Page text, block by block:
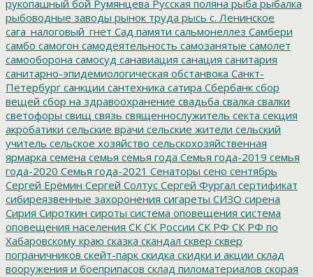
рукопашный бой Румянцева Русская поляна рыба рыбалка
рыбоводные заводы рынок труда рысь с. Ленинское
сага_налоговый_гнет Сад памяти сальмонеллез Самбери
самбо самогон самодеятельность самозанятые самолет
самооборона самосуд санавиация санация санитария
санитарно-эпидемиологическая обстанвока Санкт-
Петербург санкции сантехника сатира Сбербанк сбор
вещей сбор на здравоохранение свадьба свалка свалки
светофоры свищ связь священнослужитель секта секция
акробатики сельские врачи сельские жители сельский
учитель сельское хозяйство сельскохозяйственная
ярмарка семена семья семья года Семья года-2019 семья
года-2020 Семья года-2021 Сенаторы сено сентябрь
Сергей Ерёмин Сергей Солтус Сергей Фургал сертификат
сибиреязвенные захоронения сигареты СИЗО сирена
Сирия Сироткин сироты система оповещения система
оповещения населения СК СК России СК РФ СК РФ по
Хабаровскому краю сказка скандал сквер сквер
пограничников скейт-парк скидка скидки и акции склад
вооружения и боеприпасов склад пиломатериалов скорая